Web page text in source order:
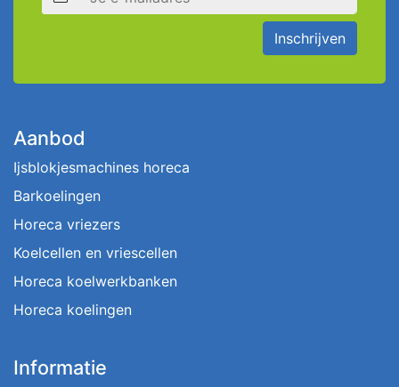
Inschrijven
Aanbod
Ijsblokjesmachines horeca
Barkoelingen
Horeca vriezers
Koelcellen en vriescellen
Horeca koelwerkbanken
Horeca koelingen
Informatie